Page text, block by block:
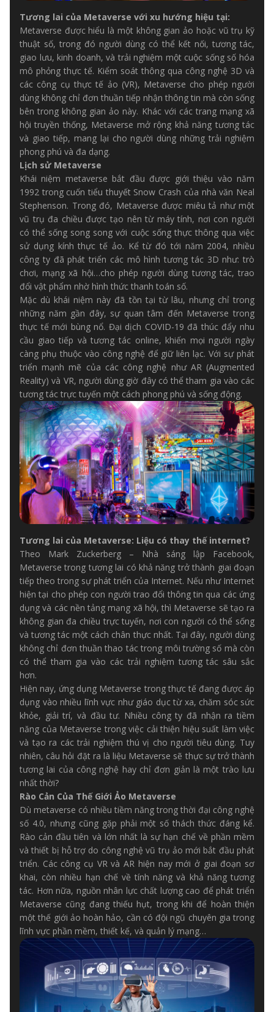
Tương lai của Metaverse với xu hướng hiệu tại:
Metaverse được hiểu là một không gian ảo hoặc vũ trụ kỹ
thuật số, trong đó người dùng có thể kết nối, tương tác,
giao lưu, kinh doanh, và trải nghiệm một cuộc sống số hóa
mô phỏng thực tế. Kiểm soát thông qua công nghệ 3D và
các công cụ thực tế ảo (VR), Metaverse cho phép người
dùng không chỉ đơn thuần tiếp nhận thông tin mà còn sống
bên trong không gian ảo này. Khác với các trang mạng xã
hội truyền thống, Metaverse mở rộng khả năng tương tác
và giao tiếp, mang lại cho người dùng những trải nghiệm
phong phú và đa dạng.
Lịch sử Metaverse
Khái niệm metaverse bắt đầu được giới thiệu vào năm
1992 trong cuốn tiểu thuyết Snow Crash của nhà văn Neal
Stephenson. Trong đó, Metaverse được miêu tả như một
vũ trụ đa chiều được tạo nên từ máy tính, nơi con người
có thể sống song song với cuộc sống thực thông qua việc
sử dụng kính thực tế ảo. Kể từ đó tới năm 2004, nhiều
công ty đã phát triển các mô hình tương tác 3D như: trò
chơi, mạng xã hội…cho phép người dùng tương tác, trao
đổi vật phẩm nhờ hình thức thanh toán số.
Mặc dù khái niệm này đã tồn tại từ lâu, nhưng chỉ trong
những năm gần đây, sự quan tâm đến Metaverse trong
thực tế mới bùng nổ. Đại dịch COVID-19 đã thúc đẩy nhu
cầu giao tiếp và tương tác online, khiến mọi người ngày
càng phụ thuộc vào công nghệ để giữ liên lạc. Với sự phát
triển mạnh mẽ của các công nghệ như AR (Augmented
Reality) và VR, người dùng giờ đây có thể tham gia vào các
tương tác trực tuyến một cách phong phú và sống động.
Tương lai của Metaverse: Liệu có thay thế internet?
Theo Mark Zuckerberg – Nhà sáng lập Facebook,
Metaverse trong tương lai có khả năng trở thành giai đoạn
tiếp theo trong sự phát triển của Internet. Nếu như Internet
hiện tại cho phép con người trao đổi thông tin qua các ứng
dụng và các nền tảng mạng xã hội, thì Metaverse sẽ tạo ra
không gian đa chiều trực tuyến, nơi con người có thể sống
và tương tác một cách chân thực nhất. Tại đây, người dùng
không chỉ đơn thuần thao tác trong môi trường số mà còn
có thể tham gia vào các trải nghiệm tương tác sâu sắc
hơn.
Hiện nay, ứng dụng Metaverse trong thực tế đang được áp
dụng vào nhiều lĩnh vực như giáo dục từ xa, chăm sóc sức
khỏe, giải trí, và đầu tư. Nhiều công ty đã nhận ra tiềm
năng của Metaverse trong việc cải thiện hiệu suất làm việc
và tạo ra các trải nghiệm thú vị cho người tiêu dùng. Tuy
nhiên, câu hỏi đặt ra là liệu Metaverse sẽ thực sự trở thành
tương lai của công nghệ hay chỉ đơn giản là một trào lưu
nhất thời?
Rào Cản Của Thế Giới Ảo Metaverse
Dù metaverse có nhiều tiềm năng trong thời đại công nghệ
số 4.0, nhưng cũng gặp phải một số thách thức đáng kể.
Rào cản đầu tiên và lớn nhất là sự hạn chế về phần mềm
và thiết bị hỗ trợ do công nghệ vũ trụ ảo mới bắt đầu phát
triển. Các công cụ VR và AR hiện nay mới ở giai đoạn sơ
khai, còn nhiều hạn chế về tính năng và khả năng tương
tác. Hơn nữa, nguồn nhân lực chất lượng cao để phát triển
Metaverse cũng đang thiếu hụt, trong khi để hoàn thiện
một thế giới ảo hoàn hảo, cần có đội ngũ chuyên gia trong
lĩnh vực phần mềm, thiết kế, và quản lý mạng…